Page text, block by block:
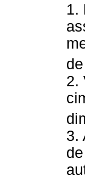
1.
2.
3.